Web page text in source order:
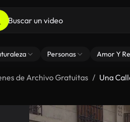
Personas Amor Y
de Archivo Gratuitas Una